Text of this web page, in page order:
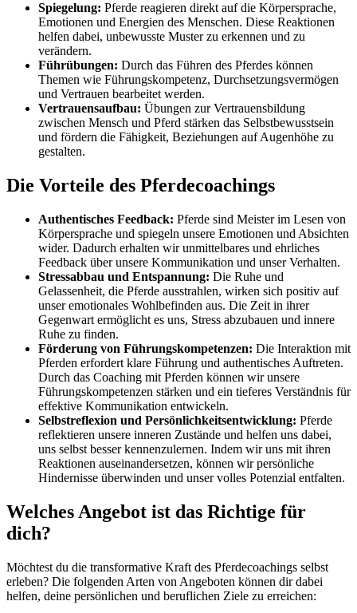
Spiegelung: Pferde reagieren direkt auf die Körpersprache,
Emotionen und Energien des Menschen. Diese Reaktionen
helfen dabei, unbewusste Muster zu erkennen und zu
verändern.
Führübungen: Durch das Führen des Pferdes können
Themen wie Führungskompetenz, Durchsetzungsvermögen
und Vertrauen bearbeitet werden.
Vertrauensaufbau: Übungen zur Vertrauensbildung
zwischen Mensch und Pferd stärken das Selbstbewusstsein
und fördern die Fähigkeit, Beziehungen auf Augenhöhe zu
gestalten.
Die Vorteile des Pferdecoachings
Authentisches Feedback: Pferde sind Meister im Lesen von
Körpersprache und spiegeln unsere Emotionen und Absichten
wider. Dadurch erhalten wir unmittelbares und ehrliches
Feedback über unsere Kommunikation und unser Verhalten.
Stressabbau und Entspannung: Die Ruhe und
Gelassenheit, die Pferde ausstrahlen, wirken sich positiv auf
unser emotionales Wohlbefinden aus. Die Zeit in ihrer
Gegenwart ermöglicht es uns, Stress abzubauen und innere
Ruhe zu finden.
Förderung von Führungskompetenzen: Die Interaktion mit
Pferden erfordert klare Führung und authentisches Auftreten.
Durch das Coaching mit Pferden können wir unsere
Führungskompetenzen stärken und ein tieferes Verständnis für
effektive Kommunikation entwickeln.
Selbstreflexion und Persönlichkeitsentwicklung: Pferde
reflektieren unsere inneren Zustände und helfen uns dabei,
uns selbst besser kennenzulernen. Indem wir uns mit ihren
Reaktionen auseinandersetzen, können wir persönliche
Hindernisse überwinden und unser volles Potenzial entfalten.
Welches Angebot ist das Richtige für
dich?
Möchtest du die transformative Kraft des Pferdecoachings selbst
erleben? Die folgenden Arten von Angeboten können dir dabei
helfen, deine persönlichen und beruflichen Ziele zu erreichen: